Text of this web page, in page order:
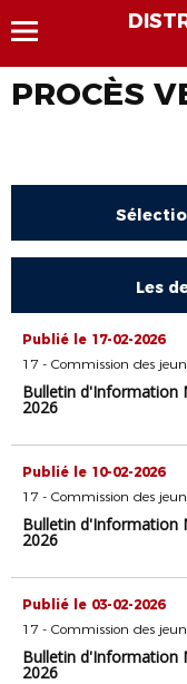
PROCÈS
Les
Publié le 17-02-2026
17 - Commission des
Bulletin d'Information
2026
Publié le 10-02-2026
17 - Commission des
Bulletin d'Information
2026
Publié le 03-02-2026
17 - Commission des
Bulletin d'Information
2026